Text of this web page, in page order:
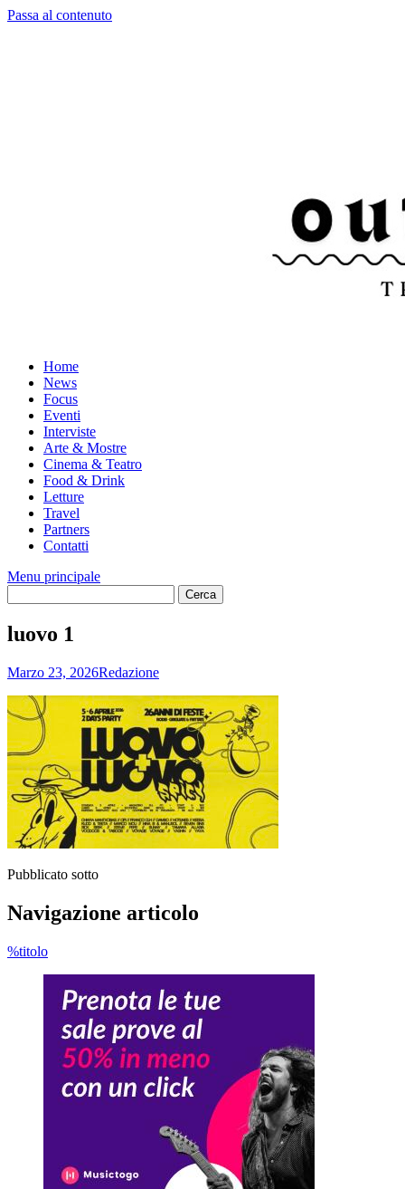
Passa al contenuto
Home
News
Focus
Eventi
Interviste
Arte & Mostre
Cinema & Teatro
Food & Drink
Letture
Travel
Partners
Contatti
Menu principale
luovo 1
Marzo 23, 2026Redazione
Pubblicato sotto
Navigazione articolo
%titolo